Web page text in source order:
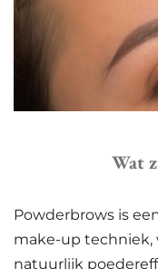
Wat
Powderbrows is
make-up techniek,
natuurlijk